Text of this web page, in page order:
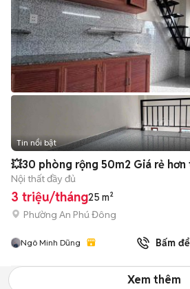
Tin nổi bật
💥30 phòng rộng 50m2 Giá rẻ hơn
Nội thất đầy đủ
3 triệu/tháng25 m²
Phường An Phú Đông
Ngô Minh Dũng Bấm
Xem thêm